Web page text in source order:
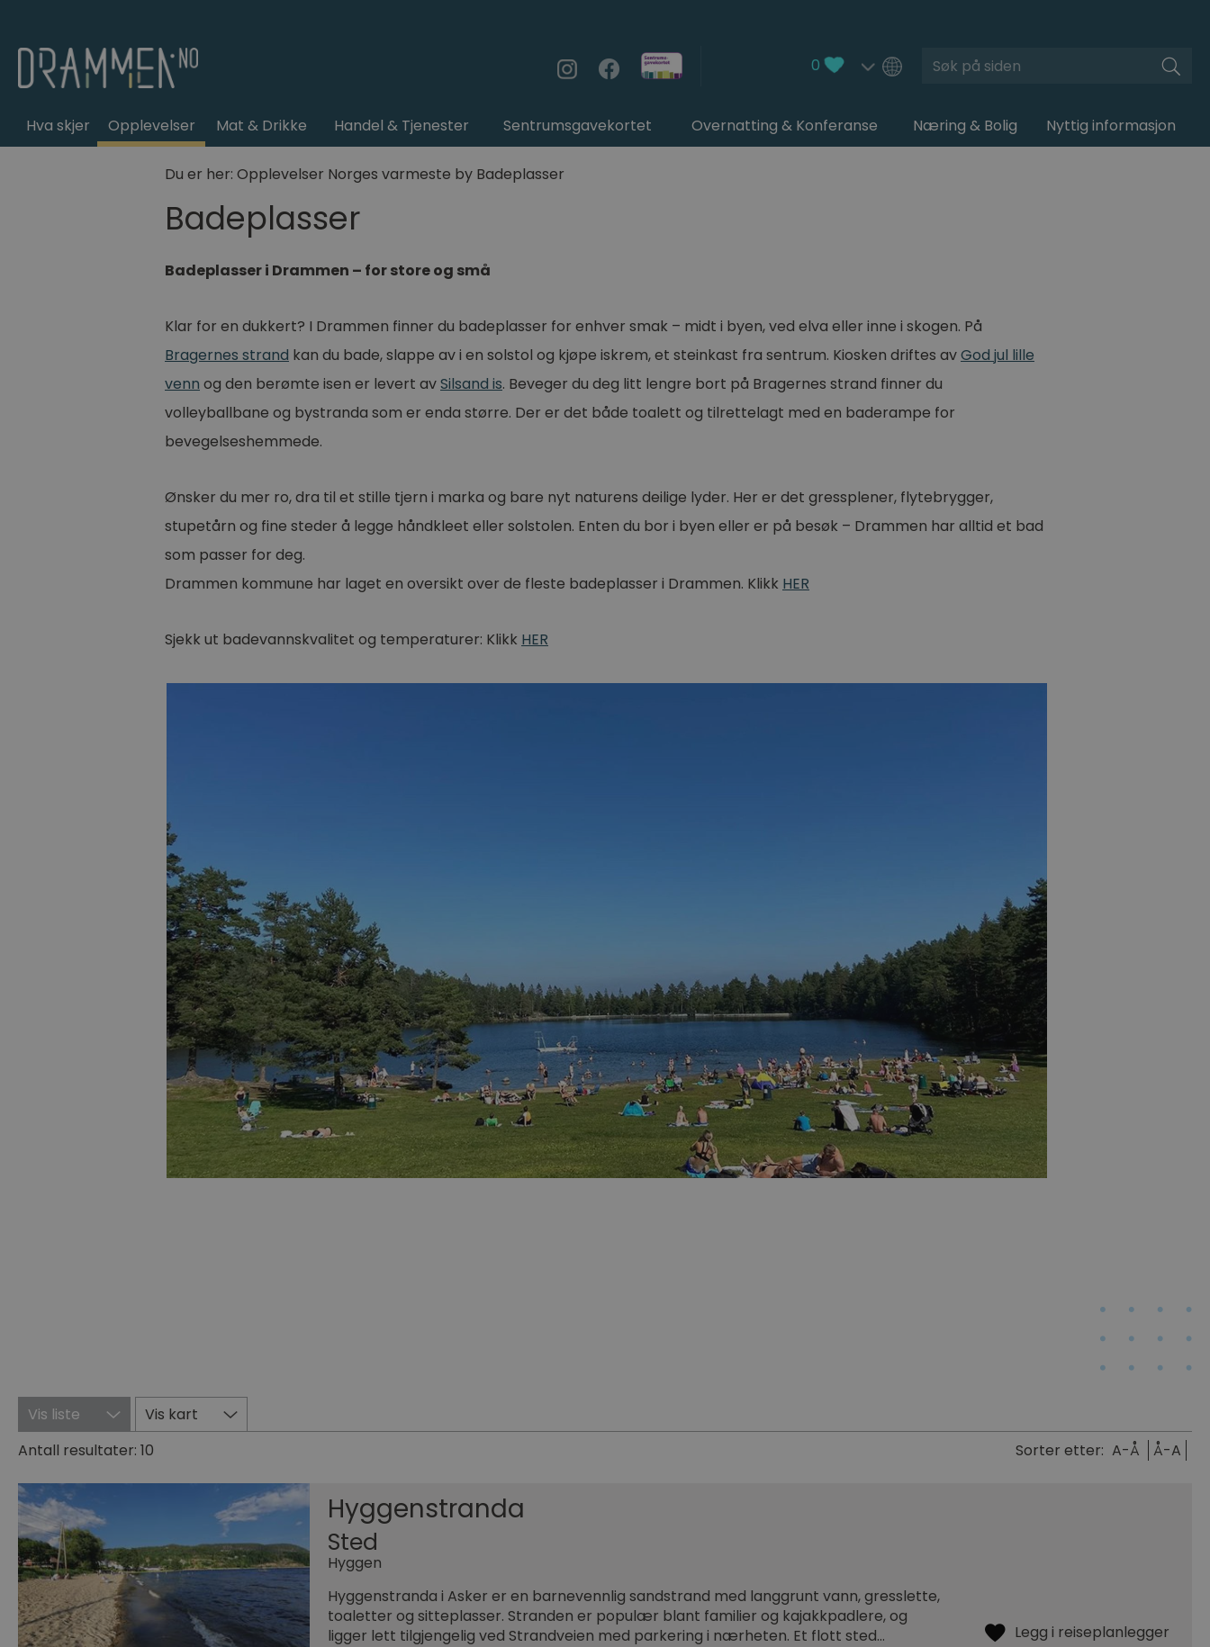
0 Søk
Hva skjer Opplevelser Mat & Drikke Handel & Tjenester Sentrumsgavekortet Overnatting & Konferanse Næring & Bolig Nyttig informasjon
Du er her: Opplevelser Norges varmeste by Badeplasser
Badeplasser
Badeplasser i Drammen – for store og små
Klar for en dukkert? I Drammen finner du badeplasser for enhver smak – midt i byen, ved elva eller inne i skogen. På
Bragernes strand kan du bade, slappe av i en solstol og kjøpe iskrem, et steinkast fra sentrum. Kiosken driftes avGod jul lille
venn og den berømte isen er levert avSilsand is. Beveger du deg litt lengre bort på Bragernes strand finner du
volleyballbane og bystranda som er enda større. Der er det både toalett og tilrettelagt med en baderampe for
bevegelseshemmede.
Ønsker du mer ro, dra til et stille tjern i marka og bare nyt naturens deilige lyder. Her er det gressplener, flytebrygger,
stupetårn og fine steder å legge håndkleet eller solstolen. Enten du bor i byen eller er på besøk – Drammen har alltid et bad
som passer for deg.
Drammen kommune har laget en oversikt over de fleste badeplasser i Drammen. Klikk HER
Sjekk ut badevannskvalitet og temperaturer: Klikk HER
Vis liste
Vis kart
Antall resultater: 10 Sorter etter: A-Å Å-A
Hyggenstranda
Sted
Hyggen
Hyggenstranda i Asker er en barnevennlig sandstrand med langgrunt vann, gresslette,
toaletter og sitteplasser. Stranden er populær blant familier og kajakkpadlere, og
ligger lett tilgjengelig ved Strandveien med parkering i nærheten. Et flott sted…